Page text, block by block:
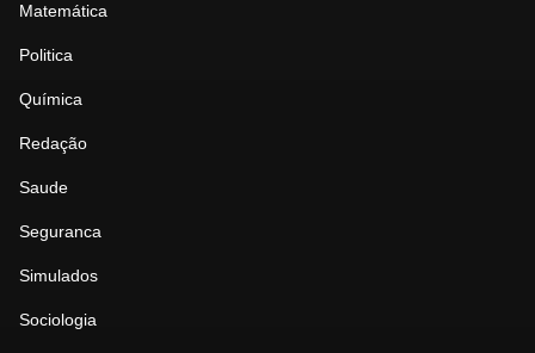
Matemática
Politica
Química
Redação
Saude
Seguranca
Simulados
Sociologia